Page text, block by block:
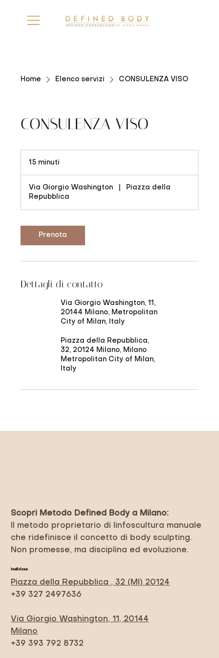
Home Elenco servizi CONSULENZA VISO
CONSULENZA VISO
15 minuti
i
n
u
Via Giorgio Washington
Piazza della
Repubblica
Prenota
Dettagli di contatto
Via Giorgio Washington, 11,
20144 Milano, Metropolitan
City of Milan, Italy
Piazza della Repubblica,
32, 20124 Milano, Milano
Metropolitan City of Milan,
Italy
Scopri Metodo Defined Body a Milano:
Il metodo proprietario di linfoscultura manuale
che ridefinisce il concetto di body sculpting.
Non promesse, ma disciplina ed evoluzione.
Indirizzo
Piazza della Repubblica , 32 (MI) 20124
+39 327 2497636
Via Giorgio Washington, 11, 20144
Milano
+39 393 792 8732